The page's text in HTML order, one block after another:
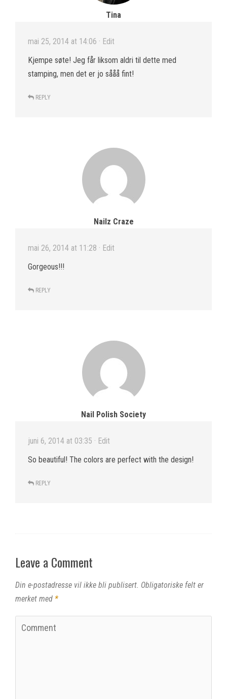
Tina
mai 25, 2014 at 14:06 · Edit
Kjempe søte! Jeg får liksom aldri til dette med
stamping, men det er jo sååå fint!
REPLY
Nailz Craze
mai 26, 2014 at 11:28 · Edit
Gorgeous!!!
REPLY
Nail Polish Society
juni 6, 2014 at 03:35 · Edit
So beautiful! The colors are perfect with the design!
REPLY
Leave a Comment
Din e-postadresse vil ikke bli publisert. Obligatoriske felt er
merket med *